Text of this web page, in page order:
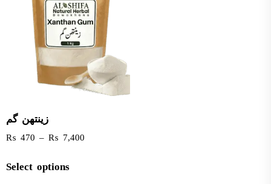
زینتھن گم
₨ 470 – ₨ 7,400
Select options